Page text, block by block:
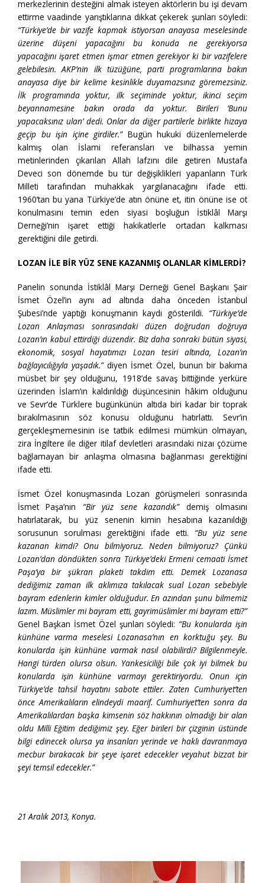
merkezlerinin desteğini almak isteyen aktörlerin bu işi devam
ettirme vaadinde yarıştıklarına dikkat çekerek şunları söyledi:
“Türkiye’de bir vazife kapmak istiyorsan anayasa meselesinde
üzerine düşeni yapacağını bu konuda ne gerekiyorsa
yapacağını işaret etmen işmar etmen gerekiyor ki bir vazifelere
gelebilesin. AKP’nin ilk tüzüğüne, parti programlarına bakın
anayasa diye bir kelime kesinlikle duyamazsınız göremezsiniz.
İlk programında yoktur, ilk seçiminde yoktur, ikinci seçim
beyannamesine bakın orada da yoktur. Birileri ‘Bunu
yapacaksınız ulan’ dedi. Onlar da diğer partilerle birlikte hizaya
geçip bu işin içine girdiler.”Bugün hukuki düzenlemelerde
kalmış olan İslami referansları ve bilhassa yemin
metinlerinden çıkarılan Allah lafzını dile getiren Mustafa
Deveci son dönemde bu tür değişiklikleri yapanların Türk
Milleti tarafından muhakkak yargılanacağını ifade etti.
1960’tan bu yana Türkiye’de atın önüne et, itin önüne ise ot
konulmasını temin eden siyasi boşluğun İstiklâl Marşı
Derneği’nin işaret ettiği hakikatlerle ortadan kalkması
gerektiğini dile getirdi.
LOZAN İLE BİR YÜZ SENE KAZANMIŞ OLANLAR KİMLERDİ?
Panelin sonunda İstiklâl Marşı Derneği Genel Başkanı Şair
İsmet Özel’in aynı ad altında daha önceden İstanbul
Şubesi’nde yaptığı konuşmanın kaydı gösterildi. “Türkiye’de
Lozan Anlaşması sonrasındaki düzen doğrudan doğruya
Lozan’ın kabul ettirdiği düzendir. Biz daha sonraki bütün siyasi,
ekonomik, sosyal hayatımızı Lozan tesiri altında, Lozan’ın
bağlayıcılığıyla yaşadık.”diyen İsmet Özel, bunun bir bakıma
müsbet bir şey olduğunu, 1918’de savaş bittiğinde yerküre
üzerinden İslam’ın kaldırıldığı düşüncesinin hâkim olduğunu
ve Sevr’de Türklere bugünkünün altıda biri kadar bir toprak
bırakılmasının söz konusu olduğunu hatırlattı. Sevr’in
gerçekleşmemesinin ise tatbik edilmesi mümkün olmayan,
zira İngiltere ile diğer itilaf devletleri arasındaki nizaı çözüme
bağlamayan bir anlaşma olmasına bağlanması gerektiğini
ifade etti.
İsmet Özel konuşmasında Lozan görüşmeleri sonrasında
İsmet Paşa’nın “Bir yüz sene kazandık”demiş olmasını
hatırlatarak, bu yüz senenin kimin hesabına kazanıldığı
sorusunun sorulması gerektiğini ifade etti. “Bu yüz sene
kazanan kimdi? Onu bilmiyoruz. Neden bilmiyoruz? Çünkü
Lozan’dan döndükten sonra Türkiye’deki Ermeni cemaati İsmet
Paşa’ya bir şükran plaketi takdim etti. Demek Lozanasa
dediğimiz zaman ilk aklımıza takılacak sual Lozan sebebiyle
bayram edenlerin kimler olduğudur. En azından şunu bilmemiz
lazım. Müslimler mi bayram etti, gayrimüslimler mi bayram etti?”
Genel Başkan İsmet Özel şunları söyledi: “Bu konularda işin
künhüne varma meselesi Lozanasa’nın en korktuğu şey. Bu
konularda işin künhüne varmak nasıl olabilirdi? Bilgilenmeyle.
Hangi türden olursa olsun. Yankesiciliği bile çok iyi bilmek bu
konularda işin künhüne varmayı gerektiriyordu. Onun için
Türkiye’de tahsil hayatını sabote ettiler. Zaten Cumhuriyet’ten
önce Amerikalıların elindeydi maarif. Cumhuriyet’ten sonra da
Amerikalılardan başka kimsenin söz hakkının olmadığı bir alan
oldu Milli Eğitim dediğimiz şey. Eğer birileri bir çizginin üstünde
bilgi edinecek olursa ya insanları yerinde ve haklı davranmaya
mecbur bırakacak bir şeye işaret edecekler veyahut bizzat bir
şeyi temsil edecekler.”
21 Aralık 2013, Konya.